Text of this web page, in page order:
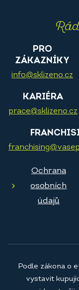
PRO
ZÁKAZNÍKY
info@sklizeno.cz
KARIÉRA
prace@sklizeno.cz
Ochrana
osobních
údajů
Podle zákona o
vystavit